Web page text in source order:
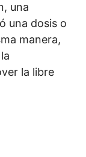
, una
una dosis o
manera,
la libre